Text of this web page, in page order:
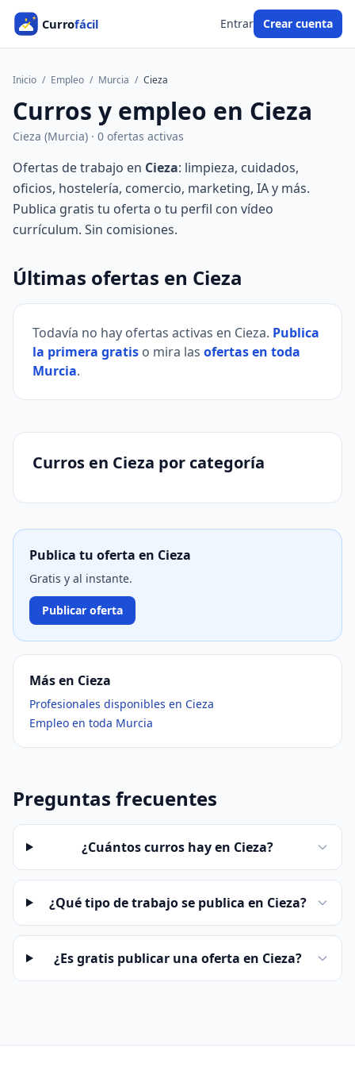
Entrar Crear cuenta
Inicio / Empleo / Murcia / Cieza
Curros y empleo en Cieza
Cieza (Murcia) · 0 ofertas activas
Ofertas de trabajo en Cieza: limpieza, cuidados,
oficios, hostelería, comercio, marketing, IA y más.
Publica gratis tu oferta o tu perfil con vídeo
currículum. Sin comisiones.
Últimas ofertas en Cieza
Todavía no hay ofertas activas en Cieza. Publica
la primera gratis o mira las ofertas en toda
Murcia.
Curros en Cieza por categoría
Publica tu oferta en Cieza
Gratis y al instante.
Publicar oferta
Más en Cieza
Profesionales disponibles en Cieza
Empleo en toda Murcia
Preguntas frecuentes
¿Cuántos curros hay en Cieza?
¿Qué tipo de trabajo se publica en Cieza?
¿Es gratis publicar una oferta en Cieza?